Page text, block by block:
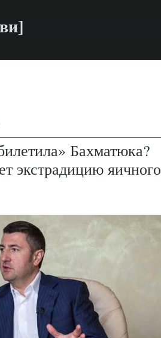
Бахматюка?
экстрадицию яичного